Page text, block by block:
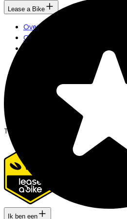
Lease a Bike
Over ons
Onze collega's
Security & Privacy
Trotse partner van
Ik ben een